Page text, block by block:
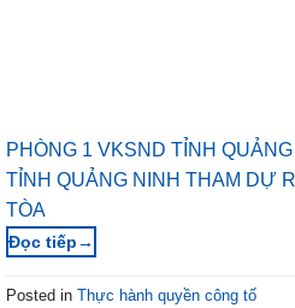
PHÒNG 1 VKSND TỈNH
TỈNH QUẢNG NINH THAM DỰ
TÒA
→
Posted in Thực hành quyền công tố